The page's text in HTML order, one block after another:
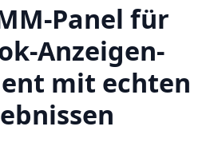
Panel für
Anzeigen-
mit echten